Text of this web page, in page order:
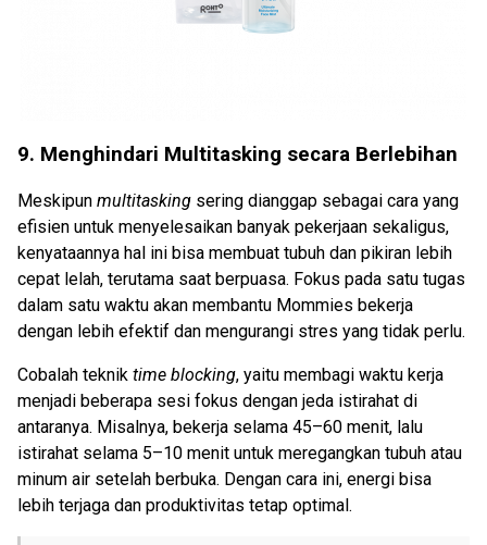
9. Menghindari Multitasking secara Berlebihan
Meskipun multitasking sering dianggap sebagai cara yang
efisien untuk menyelesaikan banyak pekerjaan sekaligus,
kenyataannya hal ini bisa membuat tubuh dan pikiran lebih
cepat lelah, terutama saat berpuasa. Fokus pada satu tugas
dalam satu waktu akan membantu Mommies bekerja
dengan lebih efektif dan mengurangi stres yang tidak perlu.
Cobalah teknik time blocking, yaitu membagi waktu kerja
menjadi beberapa sesi fokus dengan jeda istirahat di
antaranya. Misalnya, bekerja selama 45–60 menit, lalu
istirahat selama 5–10 menit untuk meregangkan tubuh atau
minum air setelah berbuka. Dengan cara ini, energi bisa
lebih terjaga dan produktivitas tetap optimal.